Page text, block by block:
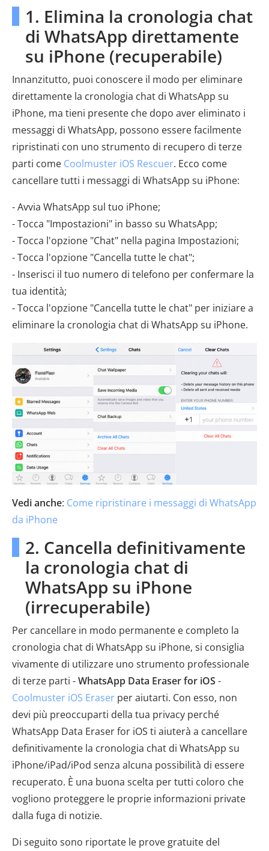
1. Elimina la cronologia chat
di WhatsApp direttamente
su iPhone (recuperabile)
Innanzitutto, puoi conoscere il modo per eliminare
direttamente la cronologia chat di WhatsApp su
iPhone, ma tieni presente che dopo aver eliminato i
messaggi di WhatsApp, possono essere facilmente
ripristinati con uno strumento di recupero di terze
parti come Coolmuster iOS Rescuer. Ecco come
cancellare tutti i messaggi di WhatsApp su iPhone:
- Avvia WhatsApp sul tuo iPhone;
- Tocca "Impostazioni" in basso su WhatsApp;
- Tocca l'opzione "Chat" nella pagina Impostazioni;
- Tocca l'opzione "Cancella tutte le chat";
- Inserisci il tuo numero di telefono per confermare la
tua identità;
- Tocca l'opzione "Cancella tutte le chat" per iniziare a
eliminare la cronologia chat di WhatsApp su iPhone.
Vedi anche: Come ripristinare i messaggi di WhatsApp
da iPhone
2. Cancella definitivamente
la cronologia chat di
WhatsApp su iPhone
(irrecuperabile)
Per cancellare in modo permanente e completo la
cronologia chat di WhatsApp su iPhone, si consiglia
vivamente di utilizzare uno strumento professionale
di terze parti -WhatsApp Data Eraser for iOS -
Coolmuster iOS Eraser per aiutarti. Con esso, non
devi più preoccuparti della tua privacy perché
WhatsApp Data Eraser for iOS ti aiuterà a cancellare
definitivamente la cronologia chat di WhatsApp su
iPhone/iPad/iPod senza alcuna possibilità di essere
recuperato. È una buona scelta per tutti coloro che
vogliono proteggere le proprie informazioni private
dalla fuga di notizie.
Di seguito sono riportate le prove gratuite del